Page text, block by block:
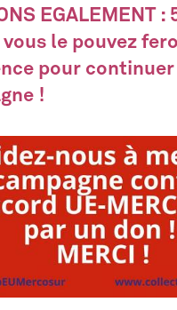
EGALEMENT :
vous le pouvez
pour continuer
!